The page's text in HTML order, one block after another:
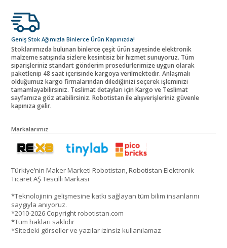
Geniş Stok Ağımızla Binlerce Ürün Kapınızda!
Stoklarımızda bulunan binlerce çeşit ürün sayesinde elektronik
malzeme satışında sizlere kesintisiz bir hizmet sunuyoruz. Tüm
siparişleriniz standart gönderim prosedürlerimize uygun olarak
paketlenip 48 saat içerisinde kargoya verilmektedir. Anlaşmalı
olduğumuz kargo firmalarından dilediğinizi seçerek işleminizi
tamamlayabilirsiniz. Teslimat detayları için Kargo ve Teslimat
sayfamıza göz atabilirsiniz. Robotistan ile alışverişleriniz güvenle
kapınıza gelir.
Markalarımız
Türkiye’nin Maker Marketi Robotistan, Robotistan Elektronik
Ticaret AŞ Tescilli Markası
*Teknolojinin gelişmesine katkı sağlayan tüm bilim insanlarını
saygıyla anıyoruz.
*2010-2026 Copyright robotistan.com
*Tüm hakları saklıdır
*Sitedeki görseller ve yazılar izinsiz kullanılamaz